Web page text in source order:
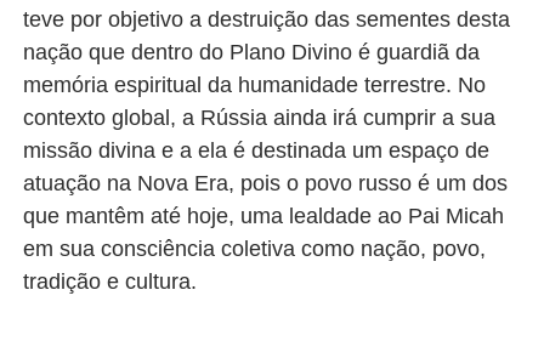
teve por objetivo a destruição das sementes desta
nação que dentro do Plano Divino é guardiã da
memória espiritual da humanidade terrestre. No
contexto global, a Rússia ainda irá cumprir a sua
missão divina e a ela é destinada um espaço de
atuação na Nova Era, pois o povo russo é um dos
que mantêm até hoje, uma lealdade ao Pai Micah
em sua consciência coletiva como nação, povo,
tradição e cultura.